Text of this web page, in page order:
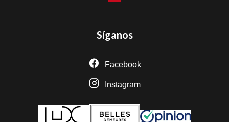
Síganos
Facebook
Instagram